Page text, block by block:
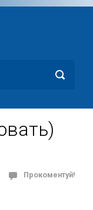
Прокоментуй!